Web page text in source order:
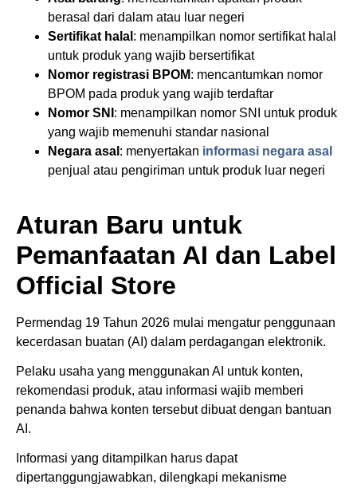
berasal dari dalam atau luar negeri
Sertifikat halal : menampilkan nomor sertifikat halal
untuk produk yang wajib bersertifikat
Nomor registrasi BPOM: mencantumkan nomor
BPOM pada produk yang wajib terdaftar
Nomor SNI : menampilkan nomor SNI untuk produk
yang wajib memenuhi standar nasional
Negara asal : menyertakan informasi negara asal
penjual atau pengiriman untuk produk luar negeri
Aturan Baru untuk
Pemanfaatan AI dan Label
Official Store
Permendag 19 Tahun 2026 mulai mengatur penggunaan
kecerdasan buatan (AI) dalam perdagangan elektronik.
Pelaku usaha yang menggunakan AI untuk konten,
rekomendasi produk, atau informasi wajib memberi
penanda bahwa konten tersebut dibuat dengan bantuan
AI.
Informasi yang ditampilkan harus dapat
dipertanggungjawabkan, dilengkapi mekanisme